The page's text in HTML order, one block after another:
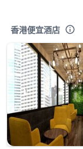
香港便宜酒店